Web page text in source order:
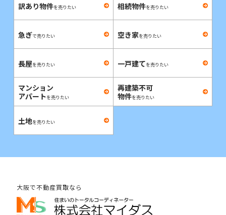
訳あり物件を売りたい 相続物件を売りたい
急ぎで売りたい 空き家を売りたい
長屋を売りたい 一戸建てを売りたい
マンション
アパートを売りたい
再建築不可
物件を売りたい
土地を売りたい
大阪で不動産買取なら